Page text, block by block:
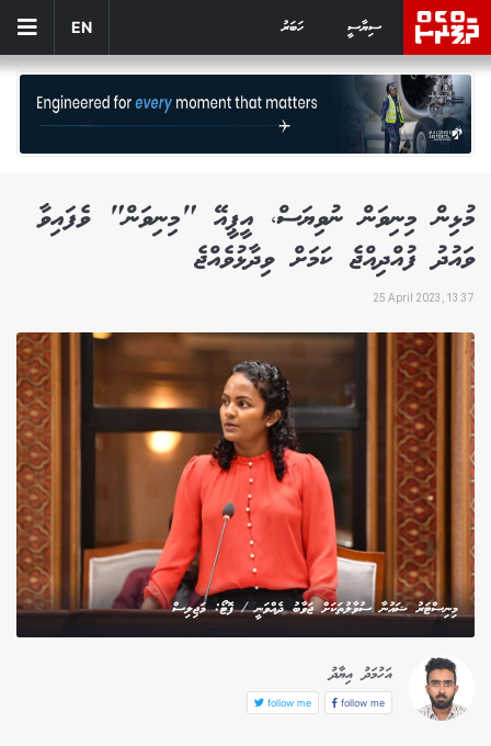
ސިޔާސީ ހަބަރު EN
މުޅިން މިނިވަން ނުވިޔަސް، އީޕީއޭ "މިނިވަން" ވެފައިވާ
ވައުދު ފުއްދިއްޖެ ކަމަށް ވިދާޅުވެއްޖެ
25 April 2023, 13:37
މިނިސްޓަރު ޝައުނާ ސުވާލުތަކަށް ޖަވާބު ދެއްވަނީ / ފޮޓޯ: މަޖިލިސް
އަހުމަދު އިޔާދު
follow me
follow me